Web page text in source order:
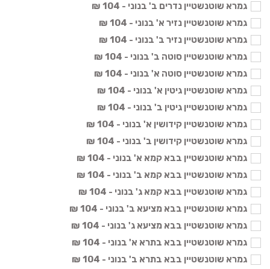
גמרא שוטנשטיין נדרים ב' בנוני - 104 ₪
גמרא שוטנשטיין נזיר א' בנוני - 104 ₪
גמרא שוטנשטיין נזיר ב' בנוני - 104 ₪
גמרא שוטנשטיין סוטה ב' בנוני - 104 ₪
גמרא שוטנשטיין סוטה א' בנוני - 104 ₪
גמרא שוטנשטיין גיטין א' בנוני - 104 ₪
גמרא שוטנשטיין גיטין ב' בנוני - 104 ₪
גמרא שוטנשטיין קידושין א' בנוני - 104 ₪
גמרא שוטנשטיין קידושין ב' בנוני - 104 ₪
גמרא שוטנשטיין בבא קמא א' בנוני - 104 ₪
גמרא שוטנשטיין בבא קמא ב' בנוני - 104 ₪
גמרא שוטנשטיין בבא קמא ג' בנוני - 104 ₪
גמרא שוטנשטיין בבא מציעא ב' בנוני - 104 ₪
גמרא שוטנשטיין בבא מציעא ג' בנוני - 104 ₪
גמרא שוטנשטיין בבא בתרא א' בנוני - 104 ₪
גמרא שוטנשטיין בבא בתרא ב' בנוני - 104 ₪